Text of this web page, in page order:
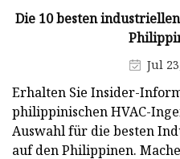
Die 10 besten
Jul
Erhalten Sie Insider-
philippinischen HVAC-
Auswahl für die besten
auf den Philippinen.